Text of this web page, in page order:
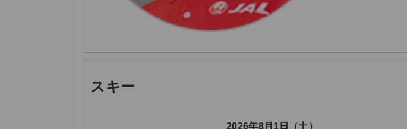
スキー
2026年8月1日（土）